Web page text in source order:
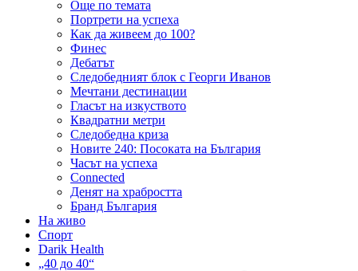
Още по темата
Портрети на успеха
Как да живеем до 100?
Финес
Дебатът
Следобедният блок с Георги Иванов
Мечтани дестинации
Гласът на изкуството
Квадратни метри
Следобедна криза
Новите 240: Посоката на България
Часът на успеха
Connected
Денят на храбростта
Бранд България
На живо
Спорт
Darik Health
„40 до 40“